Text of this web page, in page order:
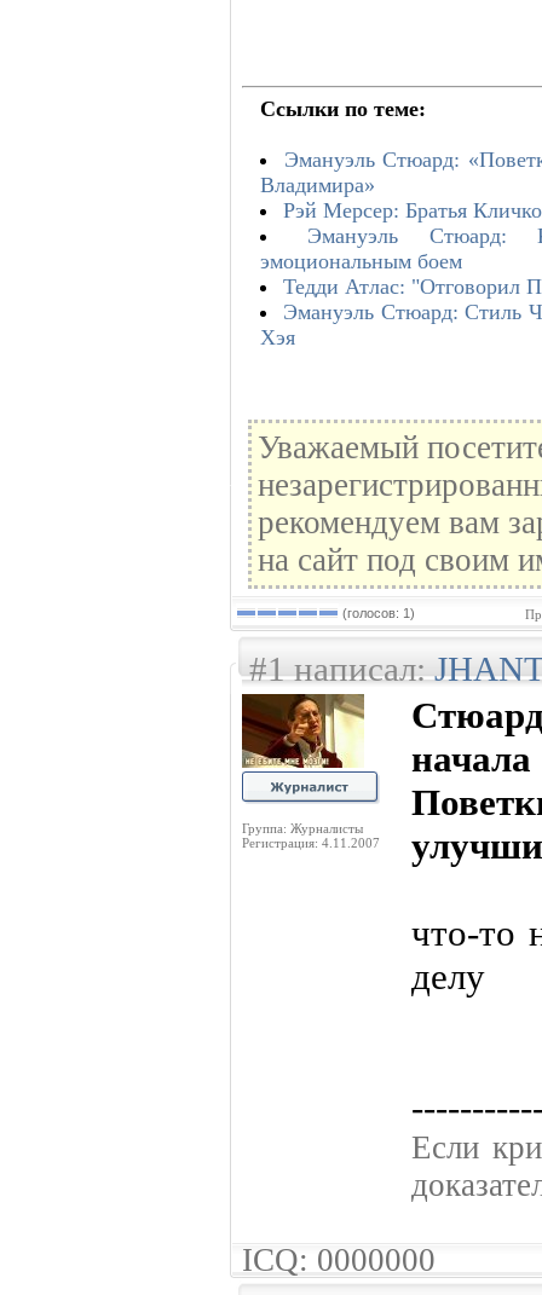
Ссылки по теме:
Эмануэль Стюард:
Владимира»
Рэй Мерсер: Братья
Эмануэль Стюард:
эмоциональным боем
Тедди Атлас: "Отговорил
Эмануэль Стюард: Стиль
Хэя
Уважаемый
рекомендуем вам
на сайт под своим
(голосов: 1)
#1 написал:
Группа: Журналисты
Регистрация: 4.11.2007
что-то
делу
Если
ICQ: 0000000